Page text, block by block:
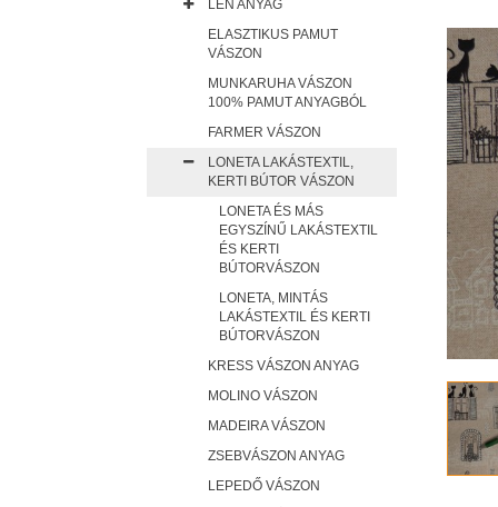
LEN ANYAG
ELASZTIKUS PAMUT
VÁSZON
MUNKARUHA VÁSZON
100% PAMUT ANYAGBÓL
FARMER VÁSZON
LONETA LAKÁSTEXTIL,
KERTI BÚTOR VÁSZON
LONETA ÉS MÁS
EGYSZÍNŰ LAKÁSTEXTIL
ÉS KERTI
BÚTORVÁSZON
LONETA, MINTÁS
LAKÁSTEXTIL ÉS KERTI
BÚTORVÁSZON
KRESS VÁSZON ANYAG
MOLINO VÁSZON
MADEIRA VÁSZON
ZSEBVÁSZON ANYAG
LEPEDŐ VÁSZON